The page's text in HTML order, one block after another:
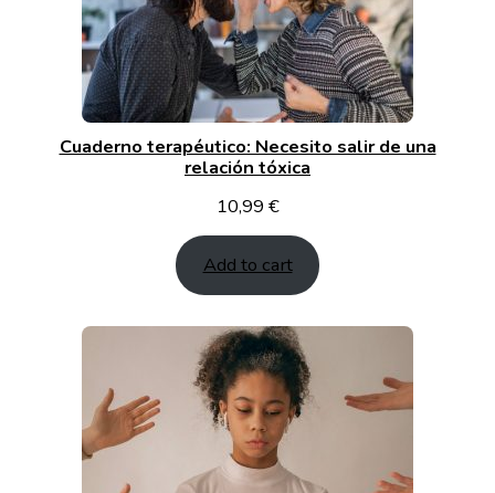
Cuaderno terapéutico: Necesito salir de una
relación tóxica
10,99 €
Add to cart